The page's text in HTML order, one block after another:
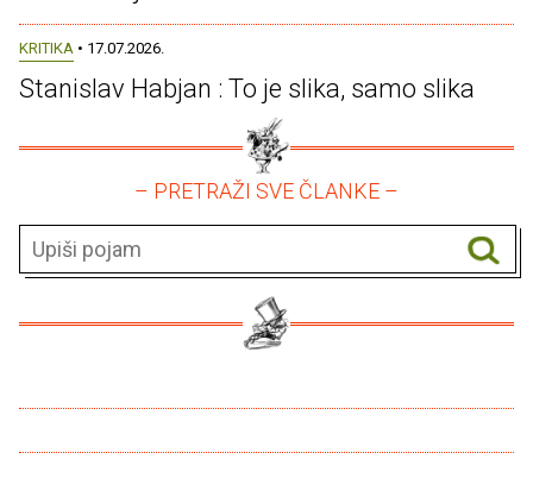
KRITIKA • 17.07.2026.
Stanislav Habjan : To je slika, samo slika
– PRETRAŽI SVE ČLANKE –